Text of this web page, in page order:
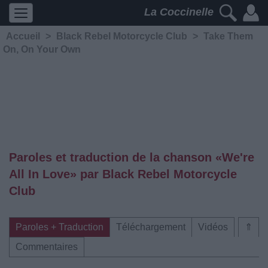
La Coccinelle
Accueil > Black Rebel Motorcycle Club > Take Them
On, On Your Own
Paroles et traduction de la chanson «We're
All In Love» par Black Rebel Motorcycle
Club
⇑
Paroles + Traduction Téléchargement
Vidéos
Commentaires